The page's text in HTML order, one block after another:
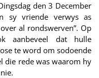
den 3 December
sy vriende verwys as
al rondswerven”. Op
aanbeveel dat hulle
te word om sodoende
die rede was waarom hy